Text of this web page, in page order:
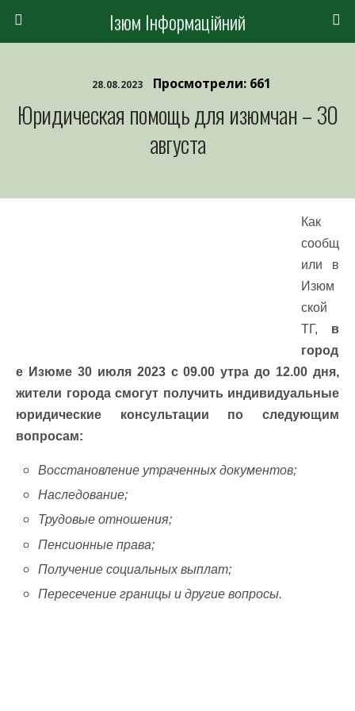
Ізюм Інформаційний
28.08.2023 Просмотрели: 661
Юридическая помощь для изюмчан – 30
августа
Как
сообщ
или в
Изюм
ской
ТГ, в
город
е Изюме 30 июля 2023 с 09.00 утра до 12.00 дня,
жители города смогут получить индивидуальные
юридические консультации по следующим
вопросам:
Восстановление утраченных документов;
Наследование;
Трудовые отношения;
Пенсионные права;
Получение социальных выплат;
Пересечение границы и другие вопросы.